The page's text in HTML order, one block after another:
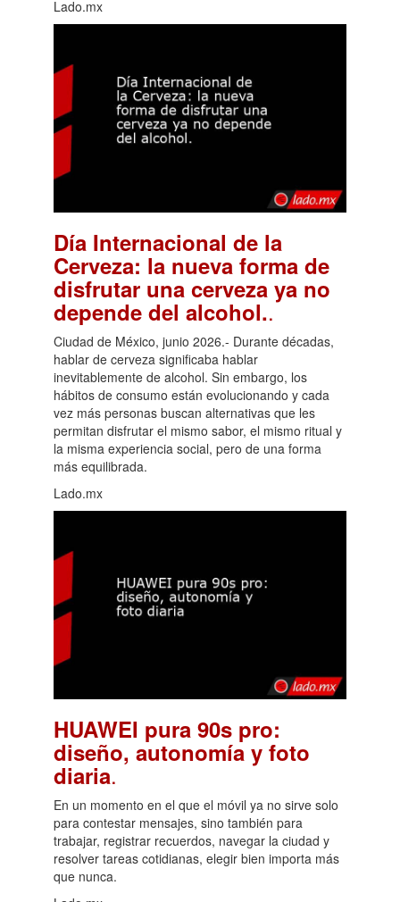
Lado.mx
Día Internacional de la
Cerveza: la nueva forma de
disfrutar una cerveza ya no
depende del alcohol..
Ciudad de México, junio 2026.- Durante décadas,
hablar de cerveza significaba hablar
inevitablemente de alcohol. Sin embargo, los
hábitos de consumo están evolucionando y cada
vez más personas buscan alternativas que les
permitan disfrutar el mismo sabor, el mismo ritual y
la misma experiencia social, pero de una forma
más equilibrada.
Lado.mx
HUAWEI pura 90s pro:
diseño, autonomía y foto
diaria.
En un momento en el que el móvil ya no sirve solo
para contestar mensajes, sino también para
trabajar, registrar recuerdos, navegar la ciudad y
resolver tareas cotidianas, elegir bien importa más
que nunca.